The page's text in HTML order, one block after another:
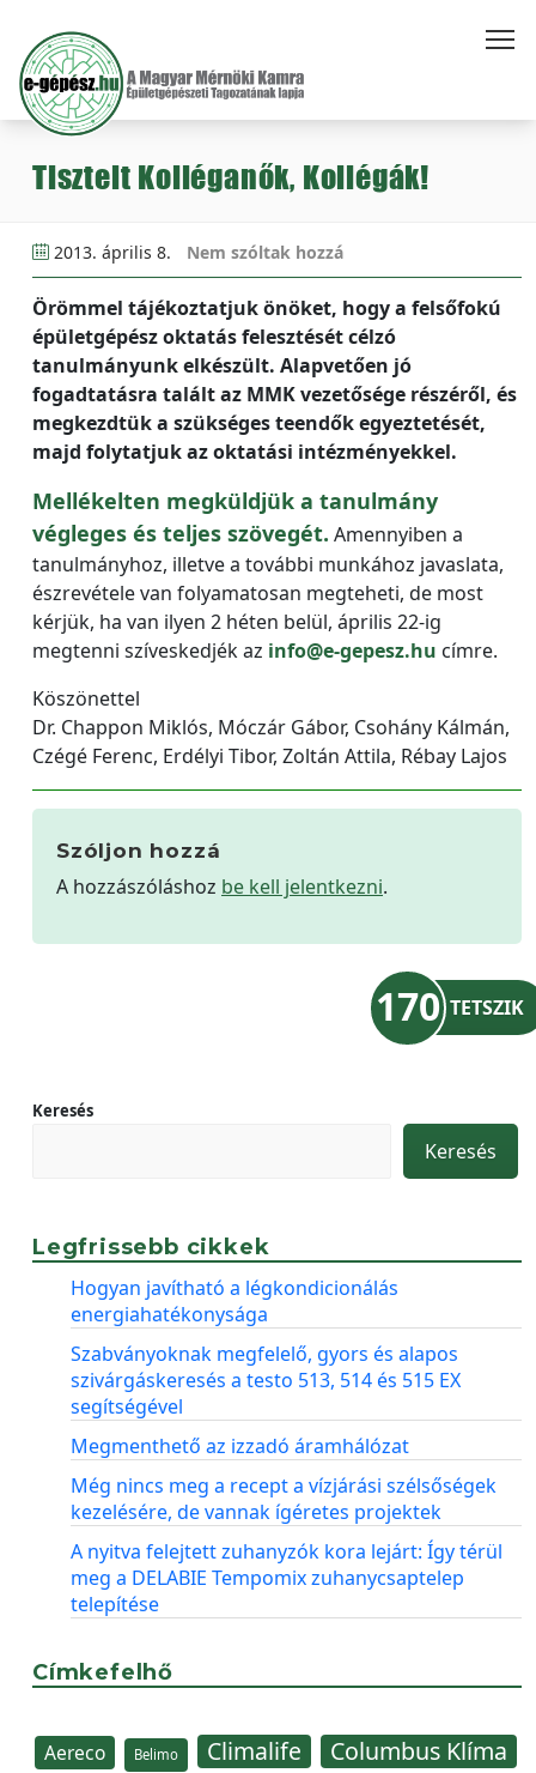
Tisztelt Kolléganők, Kollégák!
2013. április 8. Nem szóltak hozzá
Örömmel tájékoztatjuk önöket, hogy a felsőfokú
épületgépész oktatás felesztését célzó
tanulmányunk elkészült. Alapvetően jó
fogadtatásra talált az MMK vezetősége részéről, és
megkezdtük a szükséges teendők egyeztetését,
majd folytatjuk az oktatási intézményekkel.
Mellékelten megküldjük a tanulmány
végleges és teljes szövegét. Amennyiben a
tanulmányhoz, illetve a további munkához javaslata,
észrevétele van folyamatosan megteheti, de most
kérjük, ha van ilyen 2 héten belül, április 22-ig
megtenni szíveskedjék az info@e-gepesz.hu címre.
Köszönettel
Dr. Chappon Miklós, Móczár Gábor, Csohány Kálmán,
Czégé Ferenc, Erdélyi Tibor, Zoltán Attila, Rébay Lajos
Szóljon hozzá
A hozzászóláshoz be kell jelentkezni.
170 TETSZIK
Keresés
Keresés
Legfrissebb cikkek
Hogyan javítható a légkondicionálás
energiahatékonysága
Szabványoknak megfelelő, gyors és alapos
szivárgáskeresés a testo 513, 514 és 515 EX
segítségével
Megmenthető az izzadó áramhálózat
Még nincs meg a recept a vízjárási szélsőségek
kezelésére, de vannak ígéretes projektek
A nyitva felejtett zuhanyzók kora lejárt: Így térül
meg a DELABIE Tempomix zuhanycsaptelep
telepítése
Címkefelhő
Aereco Belimo Climalife Columbus Klíma